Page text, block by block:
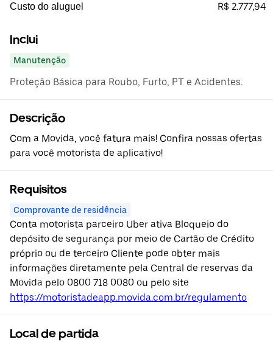
Custo do aluguel R$ 2.777,94
Inclui
Manutenção
Proteção Básica para Roubo, Furto, PT e Acidentes.
Descrição
Com a Movida, você fatura mais! Confira nossas ofertas
para você motorista de aplicativo!
Requisitos
Comprovante de residência
Conta motorista parceiro Uber ativa Bloqueio do
depósito de segurança por meio de Cartão de Crédito
próprio ou de terceiro Cliente pode obter mais
informações diretamente pela Central de reservas da
Movida pelo 0800 718 0080 ou pelo site
https://motoristadeapp.movida.com.br/regulamento
Local de partida